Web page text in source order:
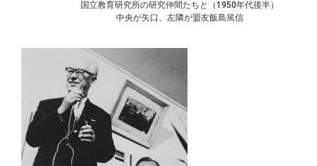
国立教育研究所の研究仲間たちと（1950年代後半）
中央が矢口、左隣が盟友飯島篤信